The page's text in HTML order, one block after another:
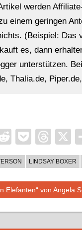
werden
einem geringen
(Beispiel:
es, dann
unterstützen.
Thalia.de,
RedditPocketX
LINDSAY BOXER
Elefanten“ von Angela